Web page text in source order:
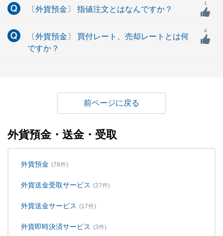
〔外貨預金〕 指値注文とはなんですか？
1
〔外貨預金〕 買付レート、売却レートとは何
ですか？
4
戻る
外貨預金・送金・受取
外貨預金 (78件)
外貨送金受取サービス (27件)
外貨送金サービス (17件)
外貨即時決済サービス (3件)